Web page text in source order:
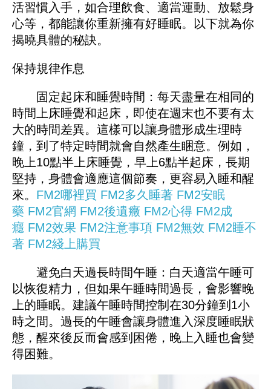
活習慣入手，如合理飲食、適當運動、放鬆身
心等，都能讓你重新擁有好睡眠。以下就為你
揭曉具體的秘訣。
保持規律作息
固定起床和睡覺時間：每天盡量在相同的
時間上床睡覺和起床，即使在週末也不要有太
大的時間差異。這樣可以讓身體形成生理時
鐘，到了特定時間就會自然產生睏意。例如，
晚上10點半上床睡覺，早上6點半起床，長期
堅持，身體會適應這個節奏，更容易入睡和醒
來。 FM2哪裡買 FM2多久睡著 FM2安眠
藥 FM2官網 FM2後遺癥 FM2心得 FM2成
癮 FM2效果 FM2注意事項 FM2無效 FM2睡不
著 FM2綫上購買
避免白天過長時間午睡：白天適當午睡可
以恢復精力，但如果午睡時間過長，會影響晚
上的睡眠。建議午睡時間控制在30分鐘到1小
時之間。過長的午睡會讓身體進入深度睡眠狀
態，醒來後反而會感到困倦，晚上入睡也會變
得困難。